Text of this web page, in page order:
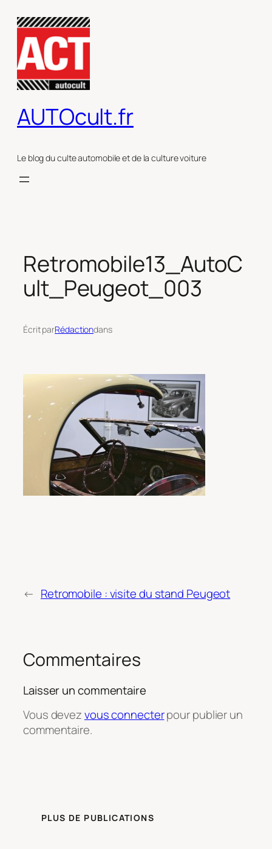
contenu
AUTOcult.fr
Le blog du culte automobile et de la culture voiture
Retromobile13_AutoC
ult_Peugeot_003
Écrit parRédactiondans
← Retromobile : visite du stand Peugeot
Commentaires
Laisser un commentaire
Vous devezvous connecterpour publier un
commentaire.
PLUS DE PUBLICATIONS